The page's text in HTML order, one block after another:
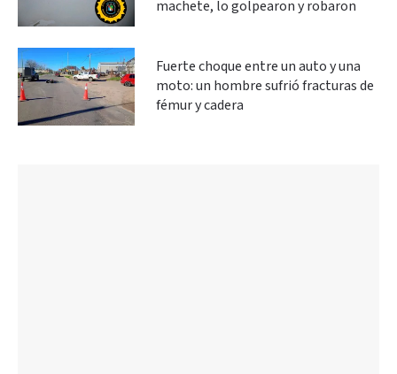
machete, lo golpearon y robaron
Fuerte choque entre un auto y una
moto: un hombre sufrió fracturas de
fémur y cadera